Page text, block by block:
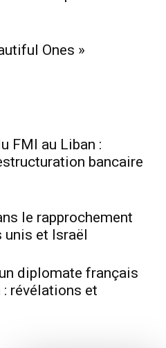
Ones »
FMI au Liban :
bancaire
le rapprochement
unis et Israël
diplomate français
révélations et